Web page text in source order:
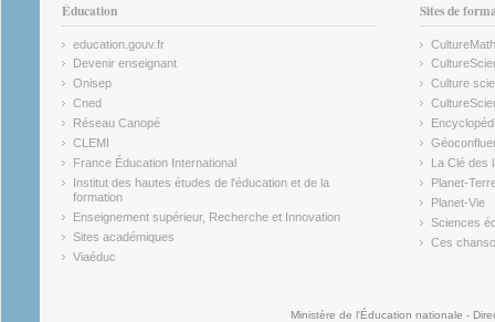
Éducation
education.gouv.fr
(link is external)
Devenir enseignant
(link is external)
Onisep
(link is external)
Cned
(link is external)
Réseau Canopé
(link is external)
CLEMI
(link is external)
France Éducation International
(link is external)
Institut des hautes études de l'éducation et de la
formation
(link is external)
Enseignement supérieur, Recherche et Innovation
(link is external)
Sites académiques
(link is external)
Viaéduc
Sites de
CultureMath
(link is
(link is
Culture
(link is
(link is
(link is
La Clé des
(link is
Planet-
(link is
Planet-Vie
(link is
Sciences
(link is
Ces
Ministère de l'Éducation nationale -